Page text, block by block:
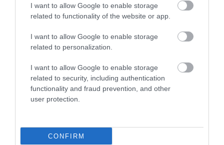
I want to allow Google to enable storage
related to functionality of the website or app.
I want to allow Google to enable storage
related to personalization.
I want to allow Google to enable storage
related to security, including authentication
functionality and fraud prevention, and other
user protection.
CONFIRM
Kemény vetélytársat kap a Nissan Juke!